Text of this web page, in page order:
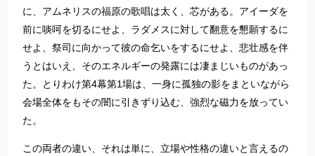
に、アムネリスの福原の歌唱は太く、芯がある。アイーダを
前に啖呵を切るにせよ、ラダメスに対して翻意を懇願するに
せよ、祭司に向かって彼の命乞いをするにせよ、悲壮感を伴
うとはいえ、そのエネルギーの発露には凄まじいものがあっ
た。とりわけ第4幕第1場は、一身に孤独の影をまといながら
会場全体をもその闇に引きずり込む、強烈な磁力を放ってい
た。
この両者の違い、それは単に、立場や性格の違いと言えるの